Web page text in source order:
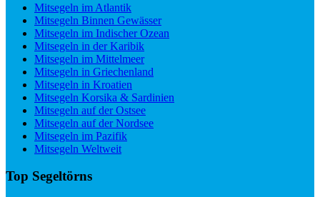
Mitsegeln im Atlantik
Mitsegeln Binnen Gewässer
Mitsegeln im Indischer Ozean
Mitsegeln in der Karibik
Mitsegeln im Mittelmeer
Mitsegeln in Griechenland
Mitsegeln in Kroatien
Mitsegeln Korsika & Sardinien
Mitsegeln auf der Ostsee
Mitsegeln auf der Nordsee
Mitsegeln im Pazifik
Mitsegeln Weltweit
Top Segeltörns